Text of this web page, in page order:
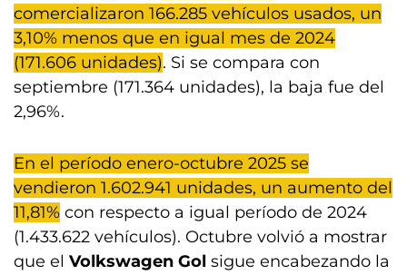
comercializaron 166.285 vehículos usados, un
3,10% menos que en igual mes de 2024
(171.606 unidades). Si se compara con
septiembre (171.364 unidades), la baja fue del
2,96%.
En el período enero-octubre 2025 se
vendieron 1.602.941 unidades, un aumento del
11,81% con respecto a igual período de 2024
(1.433.622 vehículos). Octubre volvió a mostrar
que el Volkswagen Gol sigue encabezando la